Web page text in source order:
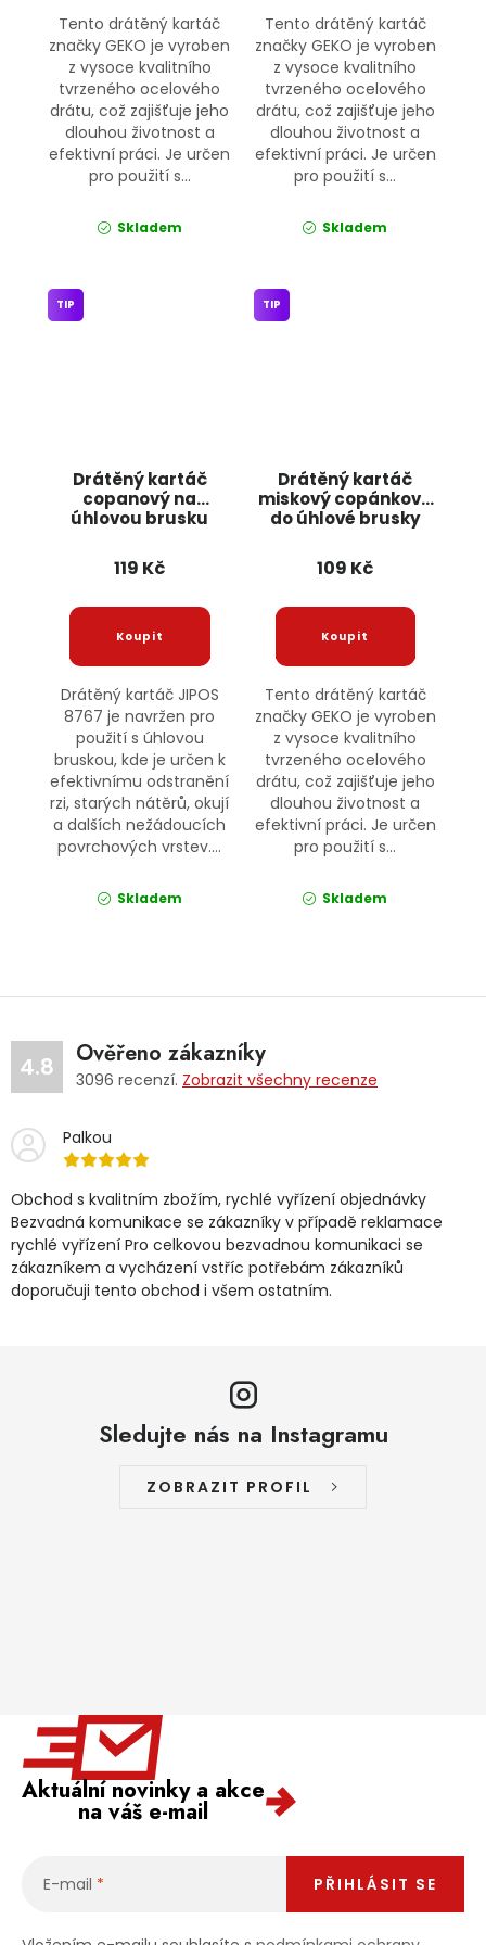
Tento drátěný kartáč
značky GEKO je vyroben
z vysoce kvalitního
tvrzeného ocelového
drátu, což zajišťuje jeho
dlouhou životnost a
efektivní práci. Je určen
pro použití s...
Skladem
Tento drátěný kartáč
značky GEKO je vyroben
z vysoce kvalitního
tvrzeného ocelového
drátu, což zajišťuje jeho
dlouhou životnost a
efektivní práci. Je určen
pro použití s...
Skladem
Drátěný kartáč
copanový na
úhlovou brusku
TIP
119 Kč
Drátěný kartáč JIPOS
8767 je navržen pro
použití s úhlovou
bruskou, kde je určen k
efektivnímu odstranění
rzi, starých nátěrů, okují
a dalších nežádoucích
povrchových vrstev....
Skladem
Drátěný kartáč
miskový copánkový
do úhlové brusky
TIP
109 Kč
Tento drátěný kartáč
značky GEKO je vyroben
z vysoce kvalitního
tvrzeného ocelového
drátu, což zajišťuje jeho
dlouhou životnost a
efektivní práci. Je určen
pro použití s...
Skladem
4.8 Ověřeno zákazníky
3096 recenzí. Zobrazit všechny recenze
Palkou
Obchod s kvalitním zbožím, rychlé vyřízení objednávky
Bezvadná komunikace se zákazníky v případě reklamace
rychlé vyřízení Pro celkovou bezvadnou komunikaci se
zákazníkem a vycházení vstříc potřebám zákazníků
doporučuji tento obchod i všem ostatním.
Sledujte nás na Instagramu
ZOBRAZIT PROFIL
Aktuální novinky a akce
na váš e-mail
E-mail PŘIHLÁSIT SE